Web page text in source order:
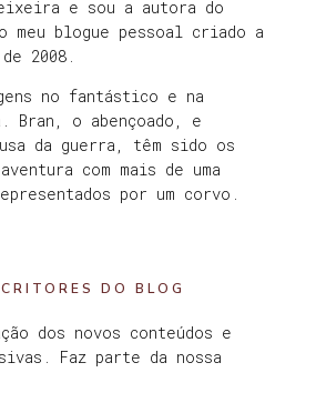
e sou a autora do
meu blogue pessoal criado a
2008.
no fantástico e na
o abençoado, e
da guerra, têm sido os
com mais de uma
por um corvo.
DO BLOG
dos novos conteúdos e
Faz parte da nossa